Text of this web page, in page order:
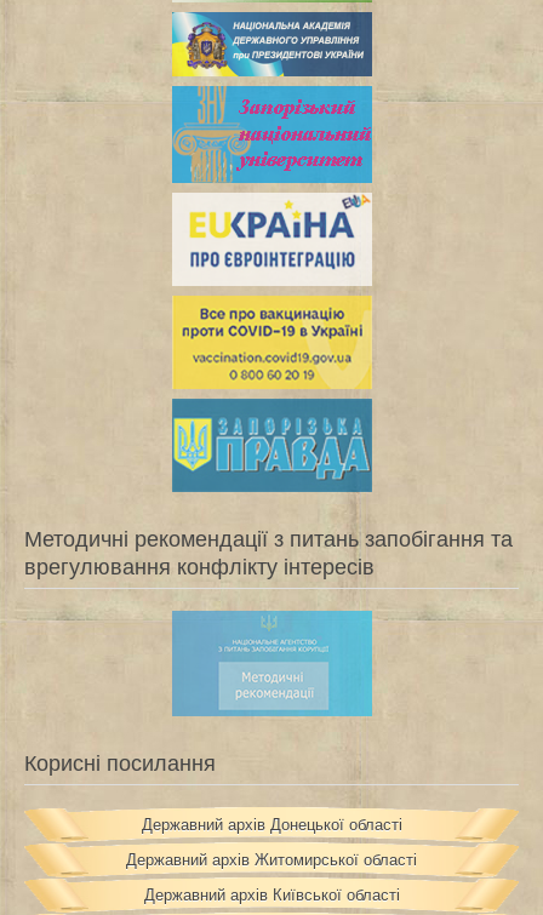
Методичні рекомендації з питань запобігання та
врегулювання конфлікту інтересів
Корисні посилання
Державний архів Донецької області
Державний архів Житомирської області
Державний архів Київської області